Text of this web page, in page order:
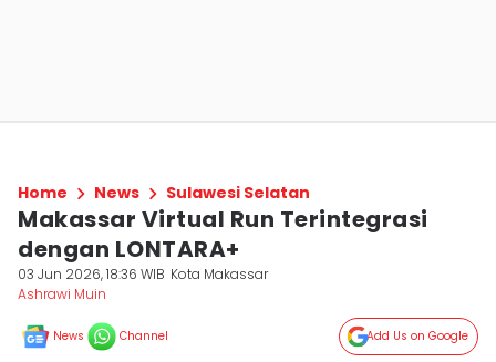
Home News Sulawesi Selatan
Makassar Virtual Run Terintegrasi
dengan LONTARA+
03 Jun 2026, 18:36 WIB Kota Makassar
Ashrawi Muin
News Channel Add Us on Google